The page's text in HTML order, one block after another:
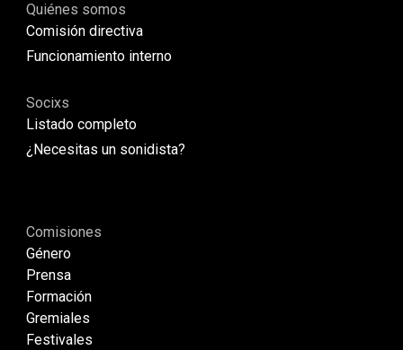
Quiénes somos
Comisión directiva
Funcionamiento interno
Socixs
Listado completo
¿Necesitas un sonidista?
Comisiones
Género
Prensa
Formación
Gremiales
Festivales